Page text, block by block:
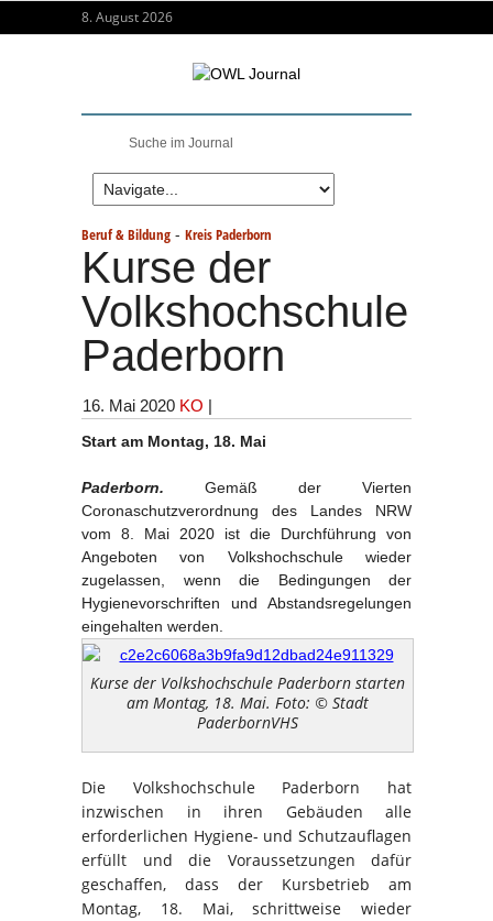
8. August 2026
Beruf & Bildung - Kreis Paderborn
Kurse der
Volkshochschule
Paderborn
16. Mai 2020 KO |
Start am Montag, 18. Mai
Paderborn. Gemäß der Vierten
Coronaschutzverordnung des Landes NRW
vom 8. Mai 2020 ist die Durchführung von
Angeboten von Volkshochschule wieder
zugelassen, wenn die Bedingungen der
Hygienevorschriften und Abstandsregelungen
eingehalten werden.
Kurse der Volkshochschule Paderborn starten
am Montag, 18. Mai. Foto: © Stadt
PaderbornVHS
Die Volkshochschule Paderborn hat
inzwischen in ihren Gebäuden alle
erforderlichen Hygiene- und Schutzauflagen
erfüllt und die Voraussetzungen dafür
geschaffen, dass der Kursbetrieb am
Montag, 18. Mai, schrittweise wieder